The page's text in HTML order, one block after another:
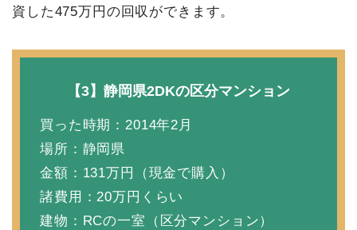
資した475万円の回収ができます。
【3】静岡県2DKの区分マンション
買った時期：2014年2月
場所：静岡県
金額：131万円（現金で購入）
諸費用：20万円くらい
建物：RCの一室（区分マンション）